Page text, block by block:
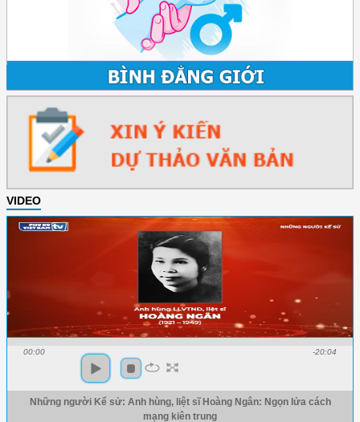
VIDEO
00:00 -20:04
Những người Kể sử: Anh hùng, liệt sĩ Hoàng Ngân: Ngọn lửa cách
mạng kiên trung